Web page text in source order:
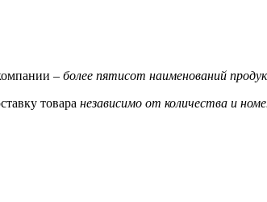
– более пятисот наименований
товара независимо от количества и